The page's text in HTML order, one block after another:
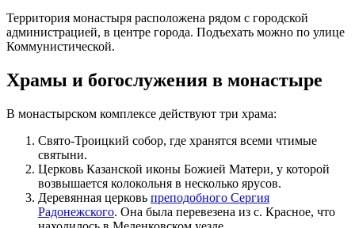
Территория монастыря расположена рядом с городской
администрацией, в центре города. Подъехать можно по улице
Коммунистической.
Храмы и богослужения в монастыре
В монастырском комплексе действуют три храма:
Свято-Троицкий собор, где хранятся всеми чтимые
святыни.
Церковь Казанской иконы Божией Матери, у которой
возвышается колокольня в несколько ярусов.
Деревянная церковь преподобного Сергия
Радонежского. Она была перевезена из с. Красное, что